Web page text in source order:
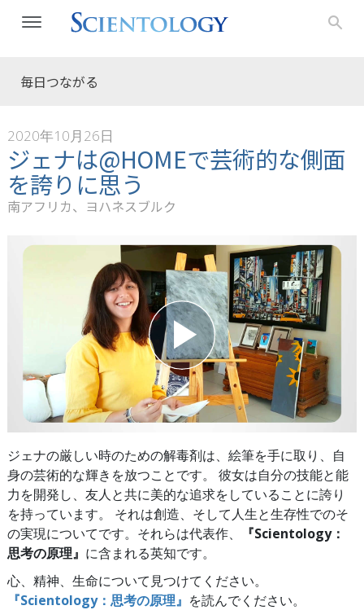
毎日つながる
2020年10月26日
ジェナは@HOMEで芸術的な側面
を誇りに思う
南アフリカ、ヨハネスブルク
ジェナの厳しい時のための解毒剤は、絵筆を手に取り、自
身の芸術的な輝きを放つことです。 彼女は自分の技能と能
力を開発し、友人と共に美的な追求をしていることに誇り
を持っています。 それは創造、そして人生と生存性でのそ
の実現についてです。それらは代表作、
『Scientology：
思考の原理』 に含まれる英知です。
心、精神、生命について見つけてください。
『Scientology：思考の原理』 を読んでください。